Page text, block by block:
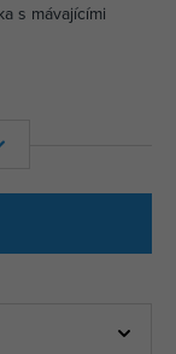
s mávajícími